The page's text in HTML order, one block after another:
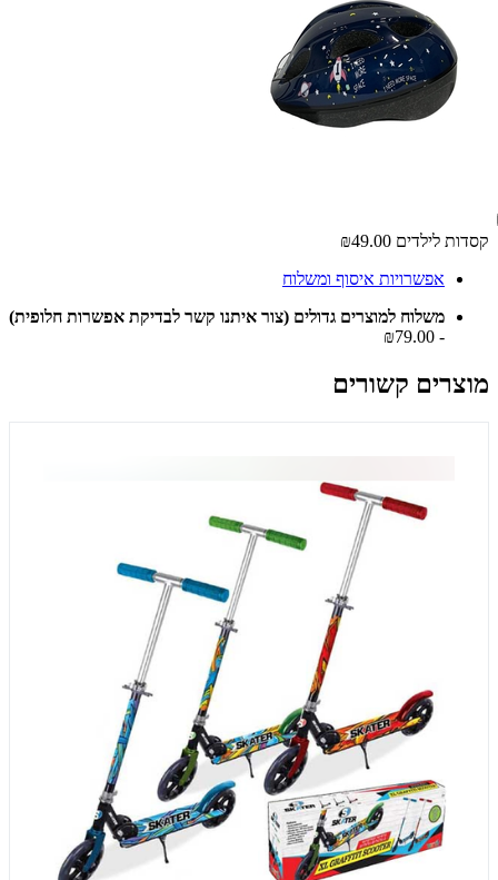
קסדות לילדים ₪49.00
אפשרויות איסוף ומשלוח
משלוח למוצרים גדולים (צור איתנו קשר לבדיקת אפשרות חלופית)
- ₪79.00
מוצרים קשורים